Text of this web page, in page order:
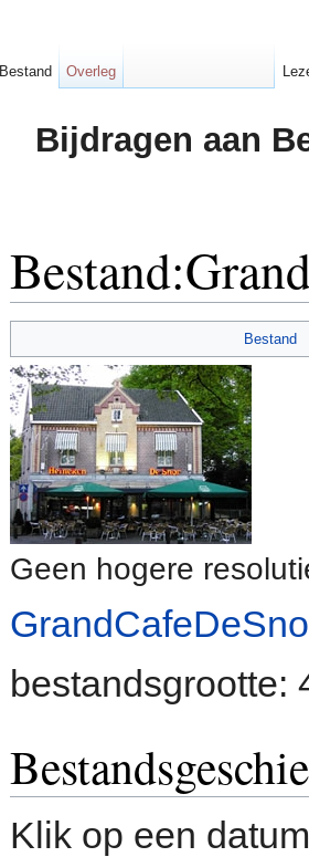
Bijdragen aan
Bestand
Geen hogere
bestandsgrootte:
Klik op een
Bestand Overleg